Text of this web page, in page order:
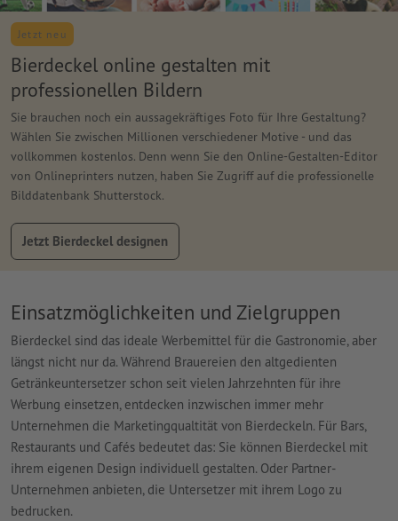
Jetzt neu
Bierdeckel online gestalten mit
professionellen Bildern
Sie brauchen noch ein aussagekräftiges Foto für Ihre Gestaltung?
Wählen Sie zwischen Millionen verschiedener Motive - und das
vollkommen kostenlos. Denn wenn Sie den Online-Gestalten-Editor
von Onlineprinters nutzen, haben Sie Zugriff auf die professionelle
Bilddatenbank Shutterstock.
Jetzt Bierdeckel designen
Einsatzmöglichkeiten und Zielgruppen
Bierdeckel sind das ideale Werbemittel für die Gastronomie, aber
längst nicht nur da. Während Brauereien den altgedienten
Getränkeuntersetzer schon seit vielen Jahrzehnten für ihre
Werbung einsetzen, entdecken inzwischen immer mehr
Unternehmen die Marketingqualtität von Bierdeckeln. Für Bars,
Restaurants und Cafés bedeutet das: Sie können Bierdeckel mit
ihrem eigenen Design individuell gestalten. Oder Partner-
Unternehmen anbieten, die Untersetzer mit ihrem Logo zu
bedrucken.